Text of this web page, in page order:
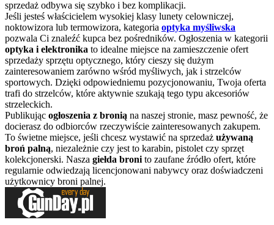
sprzedaż odbywa się szybko i bez komplikacji.
Jeśli jesteś właścicielem wysokiej klasy lunety celowniczej,
noktowizora lub termowizora, kategoria optyka myśliwska
pozwala Ci znaleźć kupca bez pośredników. Ogłoszenia w kategorii
optyka i elektronika to idealne miejsce na zamieszczenie ofert
sprzedaży sprzętu optycznego, który cieszy się dużym
zainteresowaniem zarówno wśród myśliwych, jak i strzelców
sportowych. Dzięki odpowiedniemu pozycjonowaniu, Twoja oferta
trafi do strzelców, które aktywnie szukają tego typu akcesoriów
strzeleckich.
Publikując ogłoszenia z bronią na naszej stronie, masz pewność, że
docierasz do odbiorców rzeczywiście zainteresowanych zakupem.
To świetne miejsce, jeśli chcesz wystawić na sprzedaż używaną
broń palną, niezależnie czy jest to karabin, pistolet czy sprzęt
kolekcjonerski. Nasza giełda broni to zaufane źródło ofert, które
regularnie odwiedzają licencjonowani nabywcy oraz doświadczeni
użytkownicy broni palnej.